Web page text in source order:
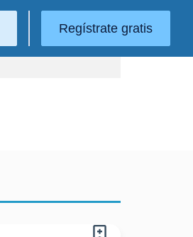
Regístrate gratis